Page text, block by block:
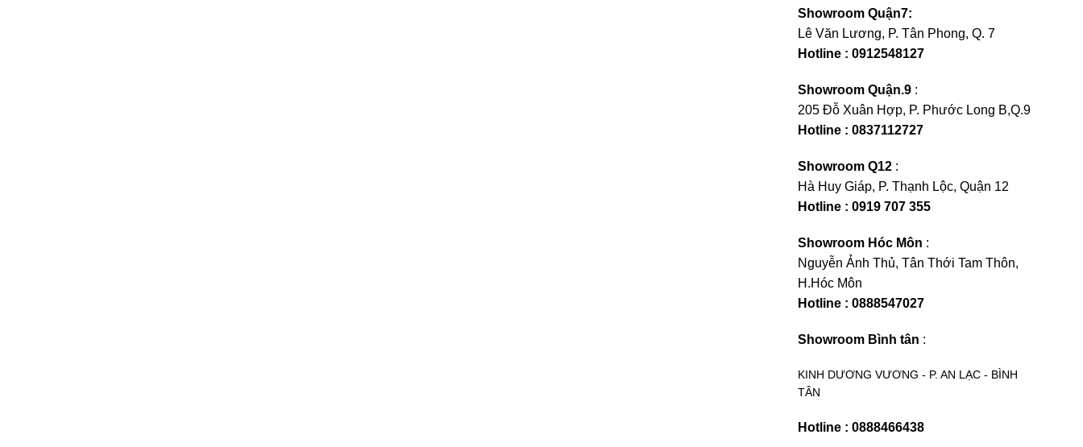
Showroom Quận7:
Lê Văn Lương, P. Tân Phong, Q. 7
Hotline : 0912548127
Showroom Quận.9 :
205 Đỗ Xuân Hợp, P. Phước Long B,Q.9
Hotline : 0837112727
Showroom Q12 :
Hà Huy Giáp, P. Thạnh Lộc, Quận 12
Hotline : 0919 707 355
Showroom Hóc Môn :
Nguyễn Ảnh Thủ, Tân Thới Tam Thôn,
H.Hóc Môn
Hotline : 0888547027
Showroom Bình tân :
KINH DƯƠNG VƯƠNG - P. AN LẠC - BÌNH
TÂN
Hotline : 0888466438